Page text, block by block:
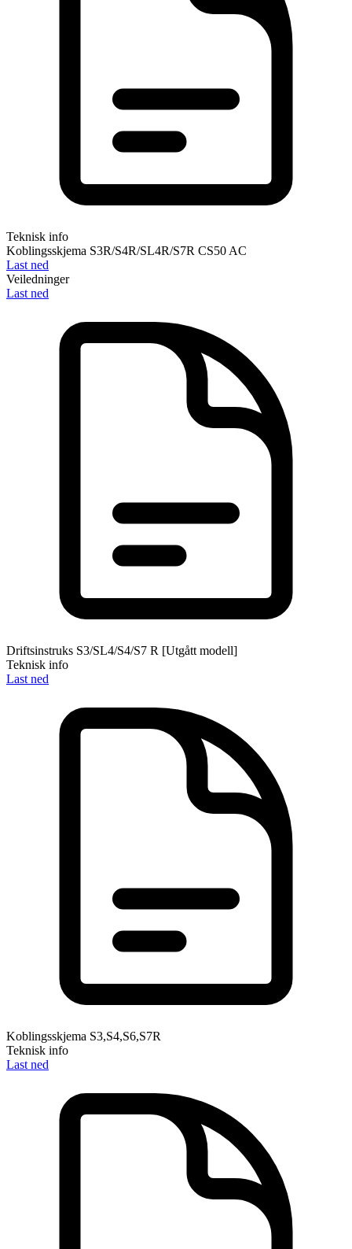
Teknisk info
Koblingsskjema S3R/S4R/SL4R/S7R CS50 AC
Last ned
Veiledninger
Last ned
Driftsinstruks S3/SL4/S4/S7 R [Utgått modell]
Teknisk info
Last ned
Koblingsskjema S3,S4,S6,S7R
Teknisk info
Last ned